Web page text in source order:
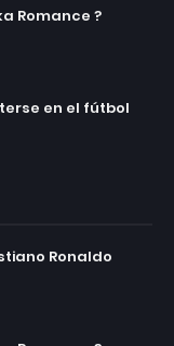
Romance ?
en el fútbol
Ronaldo